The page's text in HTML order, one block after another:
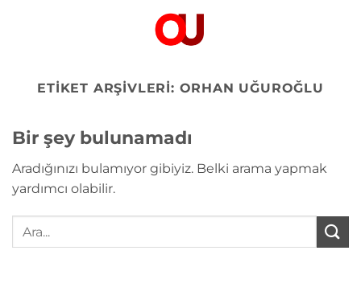
ETIKET ARŞIVLERI: ORHAN UĞUROĞLU
Bir şey bulunamadı
Aradığınızı bulamıyor gibiyiz. Belki arama yapmak
yardımcı olabilir.